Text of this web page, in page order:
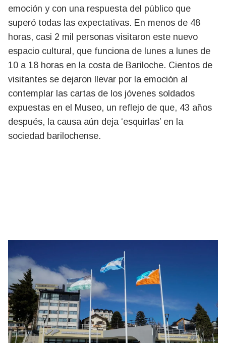
emoción y con una respuesta del público que
superó todas las expectativas. En menos de 48
horas, casi 2 mil personas visitaron este nuevo
espacio cultural, que funciona de lunes a lunes de
10 a 18 horas en la costa de Bariloche. Cientos de
visitantes se dejaron llevar por la emoción al
contemplar las cartas de los jóvenes soldados
expuestas en el Museo, un reflejo de que, 43 años
después, la causa aún deja ‘esquirlas’ en la
sociedad barilochense.